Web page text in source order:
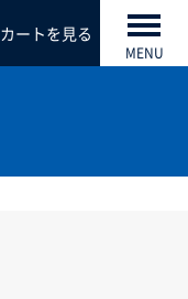
カートを見る
MENU